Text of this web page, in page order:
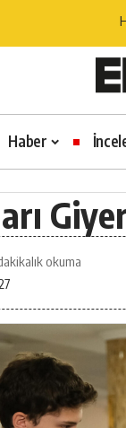
Haber
okuma